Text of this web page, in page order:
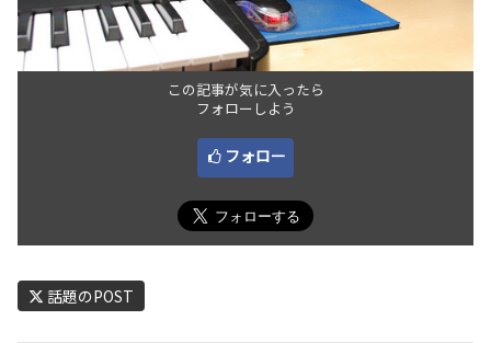
この記事が気に入ったら
フォローしよう
フォロー
話題のPOST